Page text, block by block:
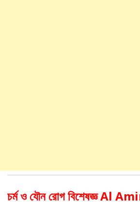
চর্ম ও যৌন রোগ বিশেষজ্ঞ Al